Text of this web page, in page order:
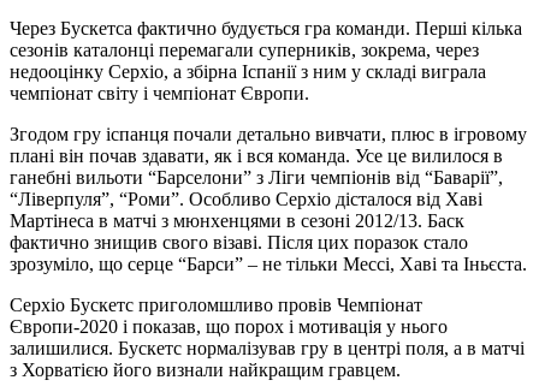
Через Бускетса фактично будується гра команди. Перші кілька
сезонів каталонці перемагали суперників, зокрема, через
недооцінку Серхіо, а збірна Іспанії з ним у складі виграла
чемпіонат світу і чемпіонат Європи.
Згодом гру іспанця почали детально вивчати, плюс в ігровому
плані він почав здавати, як і вся команда. Усе це вилилося в
ганебні вильоти “Барселони” з Ліги чемпіонів від “Баварії”,
“Ліверпуля”, “Роми”. Особливо Серхіо дісталося від Хаві
Мартінеса в матчі з мюнхенцями в сезоні 2012/13. Баск
фактично знищив свого візаві. Після цих поразок стало
зрозуміло, що серце “Барси” – не тільки Мессі, Хаві та Іньєста.
Серхіо Бускетс приголомшливо провів Чемпіонат
Європи-2020 і показав, що порох і мотивація у нього
залишилися. Бускетс нормалізував гру в центрі поля, а в матчі
з Хорватією його визнали найкращим гравцем.